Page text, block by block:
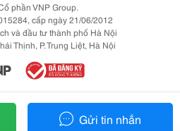
Gửi tin nhắn
phần VNP Group.
cấp ngày 21/06/2012
và đầu tư thành phố Hà Nội
Thịnh, P. Trung Liệt, Hà Nội